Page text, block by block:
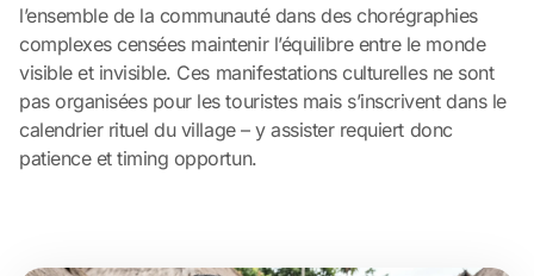
l’ensemble de la communauté dans des chorégraphies
complexes censées maintenir l’équilibre entre le monde
visible et invisible. Ces manifestations culturelles ne sont
pas organisées pour les touristes mais s’inscrivent dans le
calendrier rituel du village – y assister requiert donc
patience et timing opportun.